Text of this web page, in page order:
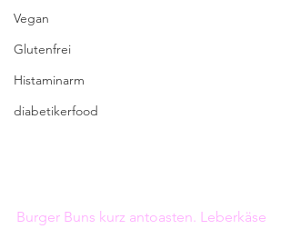
Vegan
Glutenfrei
Histaminarm
diabetikerfood
Burger Buns kurz antoasten. Leberkäse